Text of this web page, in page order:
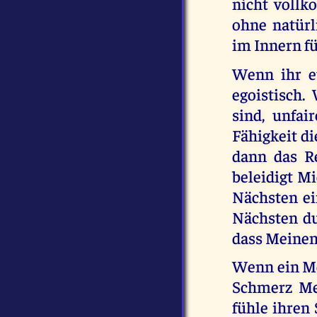
ohne
im Innern
Wenn ihr
egoistisch.
sind,
Fähigkeit
dann das
beleidigt
Nächsten
Nächsten
dass
Wenn ein
Schmerz
fühle ihren